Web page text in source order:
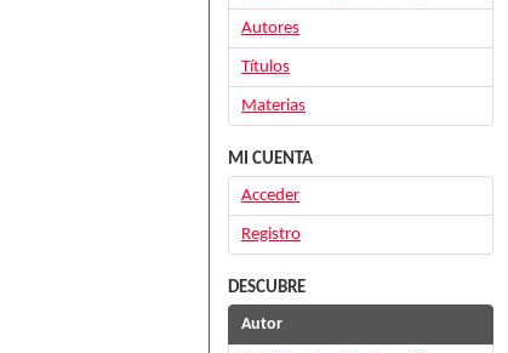
Autores
Títulos
Materias
MI CUENTA
Acceder
Registro
DESCUBRE
Autor